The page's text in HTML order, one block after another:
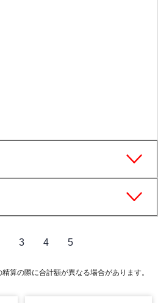
3 4 5
算の際に合計額が異なる場合があります。